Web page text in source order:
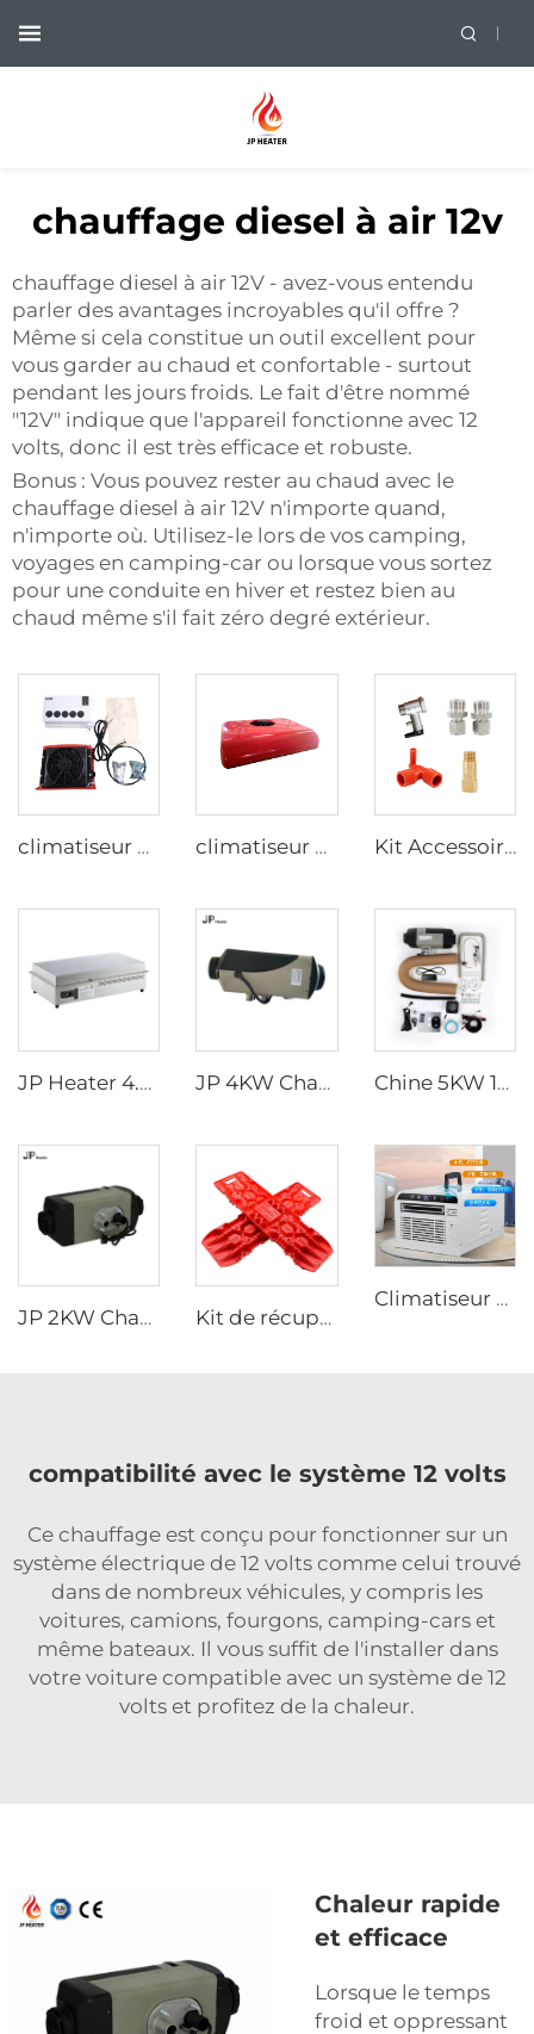
chauffage diesel à air 12v
chauffage diesel à air 12V - avez-vous entendu
parler des avantages incroyables qu'il offre ?
Même si cela constitue un outil excellent pour
vous garder au chaud et confortable - surtout
pendant les jours froids. Le fait d'être nommé
"12V" indique que l'appareil fonctionne avec 12
volts, donc il est très efficace et robuste.
Bonus : Vous pouvez rester au chaud avec le
chauffage diesel à air 12V n'importe quand,
n'importe où. Utilisez-le lors de vos camping,
voyages en camping-car ou lorsque vous sortez
pour une conduite en hiver et restez bien au
chaud même s'il fait zéro degré extérieur.
climatiseur 24V pour voiture avec fonction sommeil, fixé au toit pour cabine de camion climatiseur de stationnement alimenté par batterie 12V pour cabine de tracteur et sommeil du camion Kit Accessoires JP Truma Combi Heater, raccord tubulaire, poignée, valve de sécurité, valve de contrôle de température, valve de vidange
JP Heater 4.5KW Cuisinière portable au diesel 12V Poêle au diesel JP 4KW Chauffage cabine air pour tous les véhicules Chauffage diesel stationnaire 12V 24V Chauffage air Chine 5KW 12V volt GAZ Chauffage de caravane Chauffage air Essence Chauffage stationnaire pour caravane
JP 2KW Chauffage au gaz 12V Essence Chauffage essence stationnaire pour voiture Kit de récupération de traction pour planche d'évasion inter-pays Planche de récupération Traction Tracks Mat pour voiture Jeep hors route
Climatiseur portable main Main Design moderne 220V pour camping Voyages en voiture Stationnement camion Climatisation mobile Utilisation
compatibilité avec le système 12 volts
Ce chauffage est conçu pour fonctionner sur un
système électrique de 12 volts comme celui trouvé
dans de nombreux véhicules, y compris les
voitures, camions, fourgons, camping-cars et
même bateaux. Il vous suffit de l'installer dans
votre voiture compatible avec un système de 12
volts et profitez de la chaleur.
Chaleur rapide
et efficace
Lorsque le temps
froid et oppressant